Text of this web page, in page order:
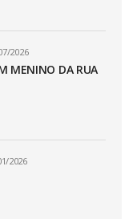
2026
MENINO DA RUA
2026